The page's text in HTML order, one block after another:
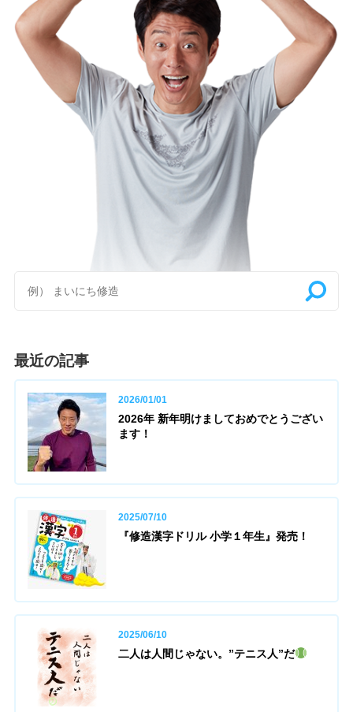
最近の記事
2026/01/01
2026年 新年明けましておめでとうござい
ます！
2025/07/10
『修造漢字ドリル 小学１年生』発売！
2025/06/10
二人は人間じゃない。”テニス人”だ